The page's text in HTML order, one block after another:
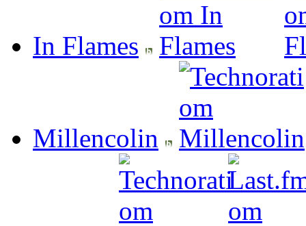
In Flames
Millencolin